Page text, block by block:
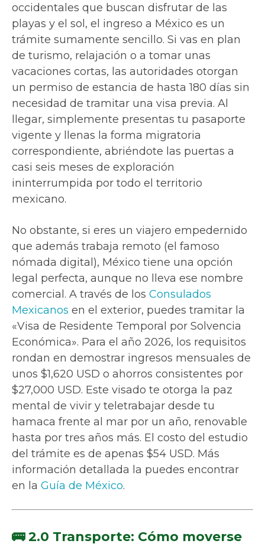
occidentales que buscan disfrutar de las
playas y el sol, el ingreso a México es un
trámite sumamente sencillo. Si vas en plan
de turismo, relajación o a tomar unas
vacaciones cortas, las autoridades otorgan
un permiso de estancia de hasta 180 días sin
necesidad de tramitar una visa previa. Al
llegar, simplemente presentas tu pasaporte
vigente y llenas la forma migratoria
correspondiente, abriéndote las puertas a
casi seis meses de exploración
ininterrumpida por todo el territorio
mexicano.
No obstante, si eres un viajero empedernido
que además trabaja remoto (el famoso
nómada digital), México tiene una opción
legal perfecta, aunque no lleva ese nombre
comercial. A través de los Consulados
Mexicanos en el exterior, puedes tramitar la
«Visa de Residente Temporal por Solvencia
Económica». Para el año 2026, los requisitos
rondan en demostrar ingresos mensuales de
unos $1,620 USD o ahorros consistentes por
$27,000 USD. Este visado te otorga la paz
mental de vivir y teletrabajar desde tu
hamaca frente al mar por un año, renovable
hasta por tres años más. El costo del estudio
del trámite es de apenas $54 USD. Más
información detallada la puedes encontrar
en la Guía de México.
🚌 2.0 Transporte: Cómo moverse